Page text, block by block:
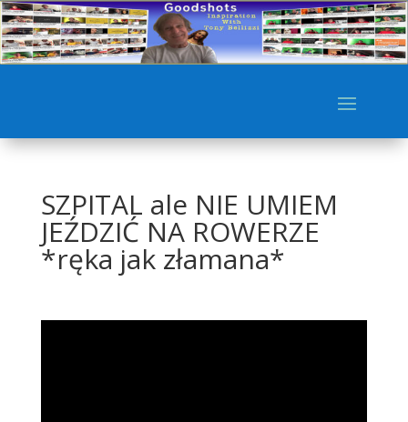
SZPITAL ale NIE UMIEM
JEŹDZIĆ NA ROWERZE
*ręka jak złamana*